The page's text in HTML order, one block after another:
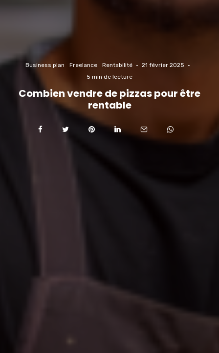
Business plan Freelance Rentabilité · 21 février 2025
·
5 min de lecture
Combien vendre de pizzas pour être
rentable